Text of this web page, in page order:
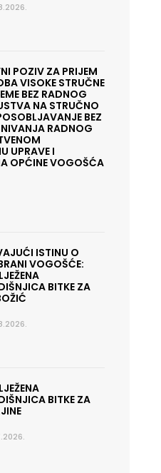
POZIV ZA PRIJEM
VISOKE STRUČNE
BEZ RADNOG
NA STRUČNO
BEZ
RADNOG
UPRAVE I
OPĆINE VOGOŠĆA
ISTINU O
VOGOŠĆE:
BITKE ZA
BITKE ZA